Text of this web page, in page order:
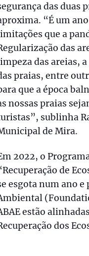
das duas
“É um
que a
das
das areias,
praias, entre
que a época
nossas praias
sublinha
de Mira.
2022, o
de
esgota num ano e
estão
dos